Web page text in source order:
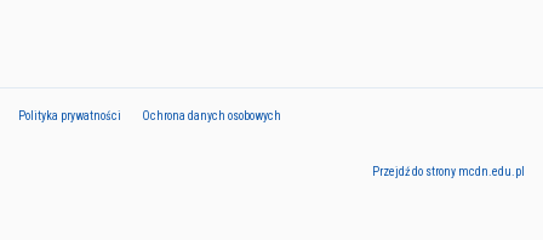
Polityka prywatności Ochrona danych osobowych
Przejdź do strony mcdn.edu.pl